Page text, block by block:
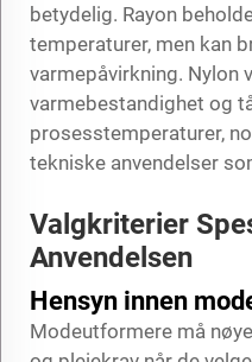
betydelig. Rayon
temperaturer, men kan
varmepåvirkning. Nylon
varmebestandighet og
prosesstemperaturer,
tekniske anvendelser
Valgkriterier
Anvendelsen
Hensyn innen
Modeutformere må